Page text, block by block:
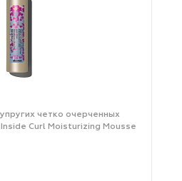
четко очерченных
Curl Moisturizing Mousse